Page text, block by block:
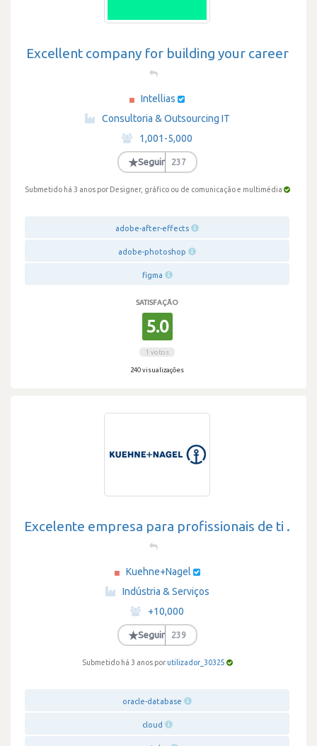
Excellent company for building your career
Intellias
·
Consultoria & Outsourcing IT
·
1,001-5,000
·
★Seguir 237
Submetido há 3 anos por Designer, gráfico ou de comunicação e multimédia
adobe-after-effects
adobe-photoshop
figma
SATISFAÇÃO
5.0
1 votos
240 visualizações
Excelente empresa para profissionais de ti .
Kuehne+Nagel
Indústria & Serviços
·
+10,000
·
★Seguir 239
Submetido há 3 anos por utilizador_30325
oracle-database
cloud